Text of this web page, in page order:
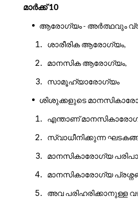
മാർക്ക്10
ആരോഗ്യം- അർത്ഥവും
ശാരീരിക ആരോഗ്യം,
മാനസിക ആരോഗ്യം,
സാമൂഹ്യാരോഗ്യം
ശിശുക്കളുടെ
എന്താണ്
സ്വാധീനിക്കുന്ന
മാനസികാരോഗ്യ
മാനസികാരോഗ്യ
അവ പരിഹരിക്കാനുള്ള